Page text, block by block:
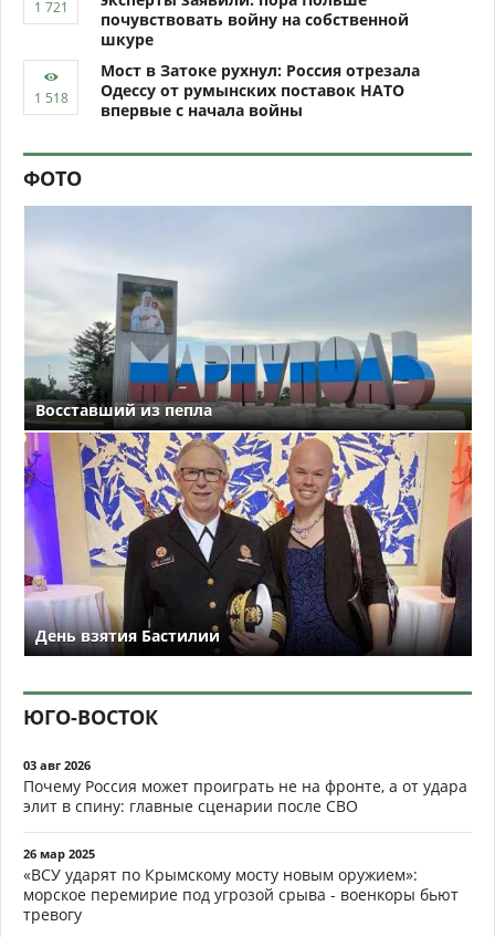
почувствовать войну на собственной
шкуре
Мост в Затоке рухнул: Россия отрезала
Одессу от румынских поставок НАТО
впервые с начала войны
ФОТО
Восставший из пепла
День взятия Бастилии
ЮГО-ВОСТОК
03 авг 2026
Почему Россия может проиграть не на фронте, а от удара
элит в спину: главные сценарии после СВО
26 мар 2025
«ВСУ ударят по Крымскому мосту новым оружием»:
морское перемирие под угрозой срыва - военкоры бьют
тревогу